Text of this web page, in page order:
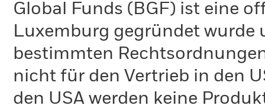
Global Funds (BGF) ist eine
Luxemburg gegründet
bestimmten
nicht für den Vertrieb in den
den USA werden keine